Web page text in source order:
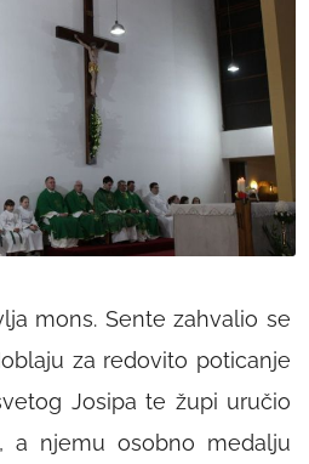
mons. Sente zahvalio se
za redovito poticanje
Josipa te župi uručio
a njemu osobno medalju